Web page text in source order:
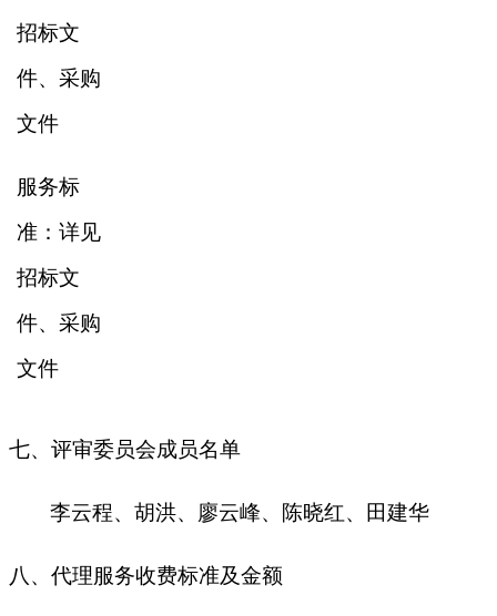
招标文
件、采购
文件
服务标
准：详见
招标文
件、采购
文件
七、评审委员会成员名单
李云程、胡洪、廖云峰、陈晓红、田建华
八、代理服务收费标准及金额